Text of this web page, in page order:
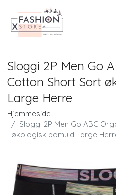
Sloggi 2P Men Go
Cotton Short Sort
Large Herre
Hjemmeside
Sloggi 2P Men Go ABC
økologisk bomuld Large